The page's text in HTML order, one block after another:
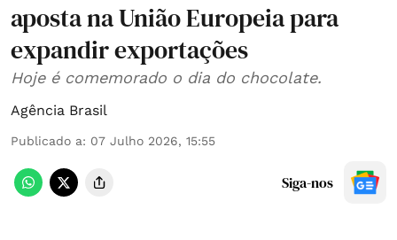
aposta na União Europeia para
expandir exportações
Hoje é comemorado o dia do chocolate.
Agência Brasil
Publicado a: 07 Julho 2026, 15:55
Siga-nos